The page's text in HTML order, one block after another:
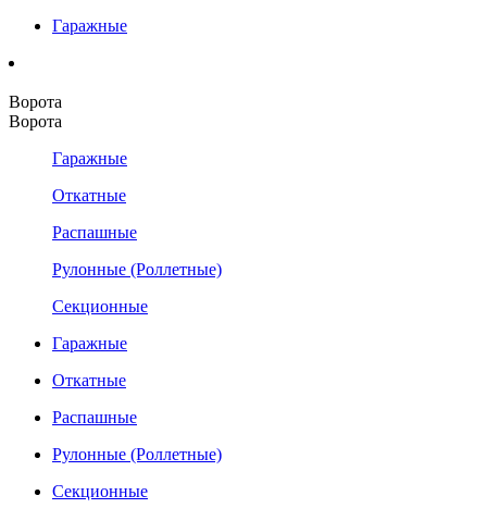
Гаражные
Ворота
Ворота
Гаражные
Откатные
Распашные
Рулонные (Роллетные)
Секционные
Гаражные
Откатные
Распашные
Рулонные (Роллетные)
Секционные